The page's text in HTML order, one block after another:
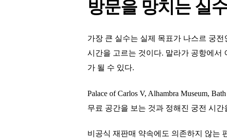
방문을 망치는 실
가장 큰 실수는 실제 목표가 나스르 궁
시간을 고르는 것이다. 말라가 공항에서
가 될 수 있다.
Palace of Carlos V, Alhambra Museum,
무료 공간을 보는 것과 정해진 궁전 시
비공식 재판매 약속에도 의존하지 않는